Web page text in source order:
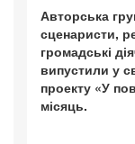
Авторська
сценаристи,
громадські
випустили у
проекту «У
місяць.